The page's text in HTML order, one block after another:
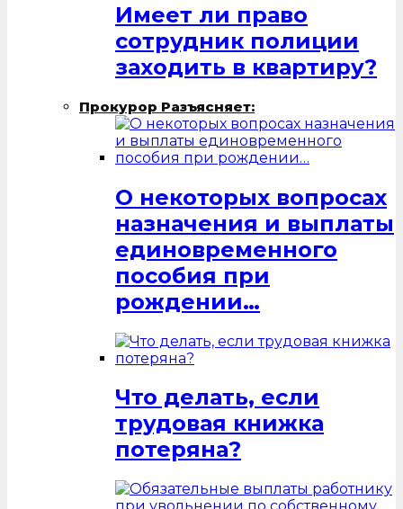
Имеет ли право
сотрудник полиции
заходить в квартиру?
Прокурор Разъясняет:
О некоторых вопросах
назначения и выплаты
единовременного
пособия при
рождении…
Что делать, если
трудовая книжка
потеряна?